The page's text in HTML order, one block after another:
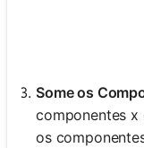
Some os
componentes x
os